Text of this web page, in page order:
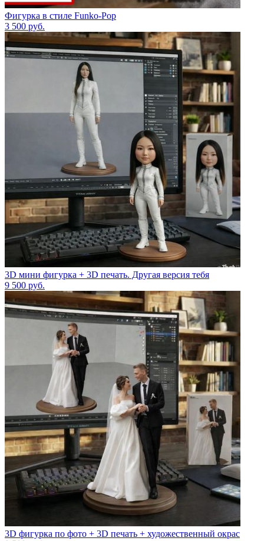
Фигурка в стиле Funko-Pop
3 500 руб.
3D мини фигурка + 3D печать. Другая версия тебя
9 500 руб.
3D фигурка по фото + 3D печать + художественный окрас